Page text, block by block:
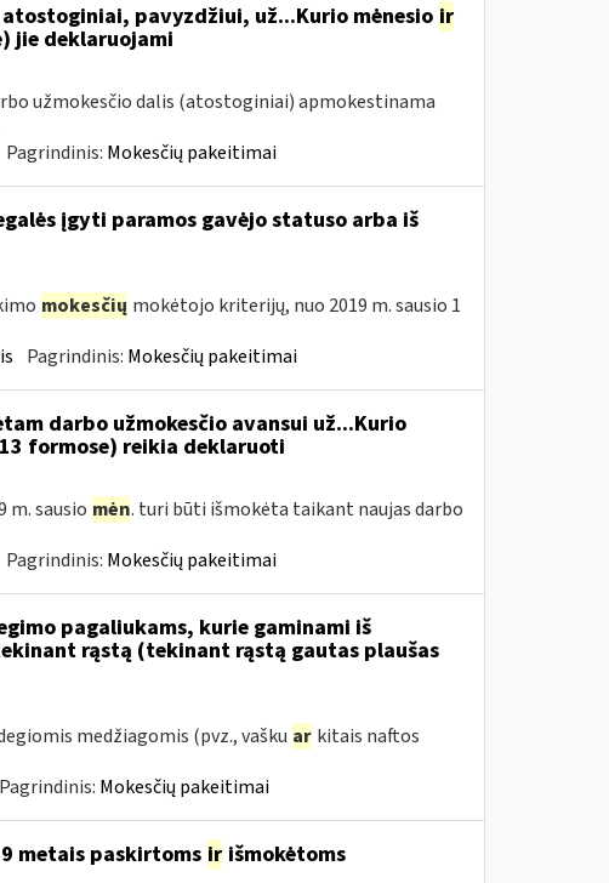
pavyzdžiui, už...Kurio mėnesio ir
jie deklaruojami
užmokesčio dalis (atostoginiai) apmokestinama
Pagrindinis: Mokesčių pakeitimai
įgyti paramos gavėjo statuso arba iš
mokesčių mokėtojo kriterijų, nuo 2019 m. sausio 1
Pagrindinis: Mokesčių pakeitimai
darbo užmokesčio avansui už...Kurio
formose) reikia deklaruoti
m. sausio mėn. turi būti išmokėta taikant naujas darbo
Pagrindinis: Mokesčių pakeitimai
pagaliukams, kurie gaminami iš
rąstą (tekinant rąstą gautas plaušas
medžiagomis (pvz., vašku ar kitais naftos
Pagrindinis: Mokesčių pakeitimai
metais paskirtoms irišmokėtoms